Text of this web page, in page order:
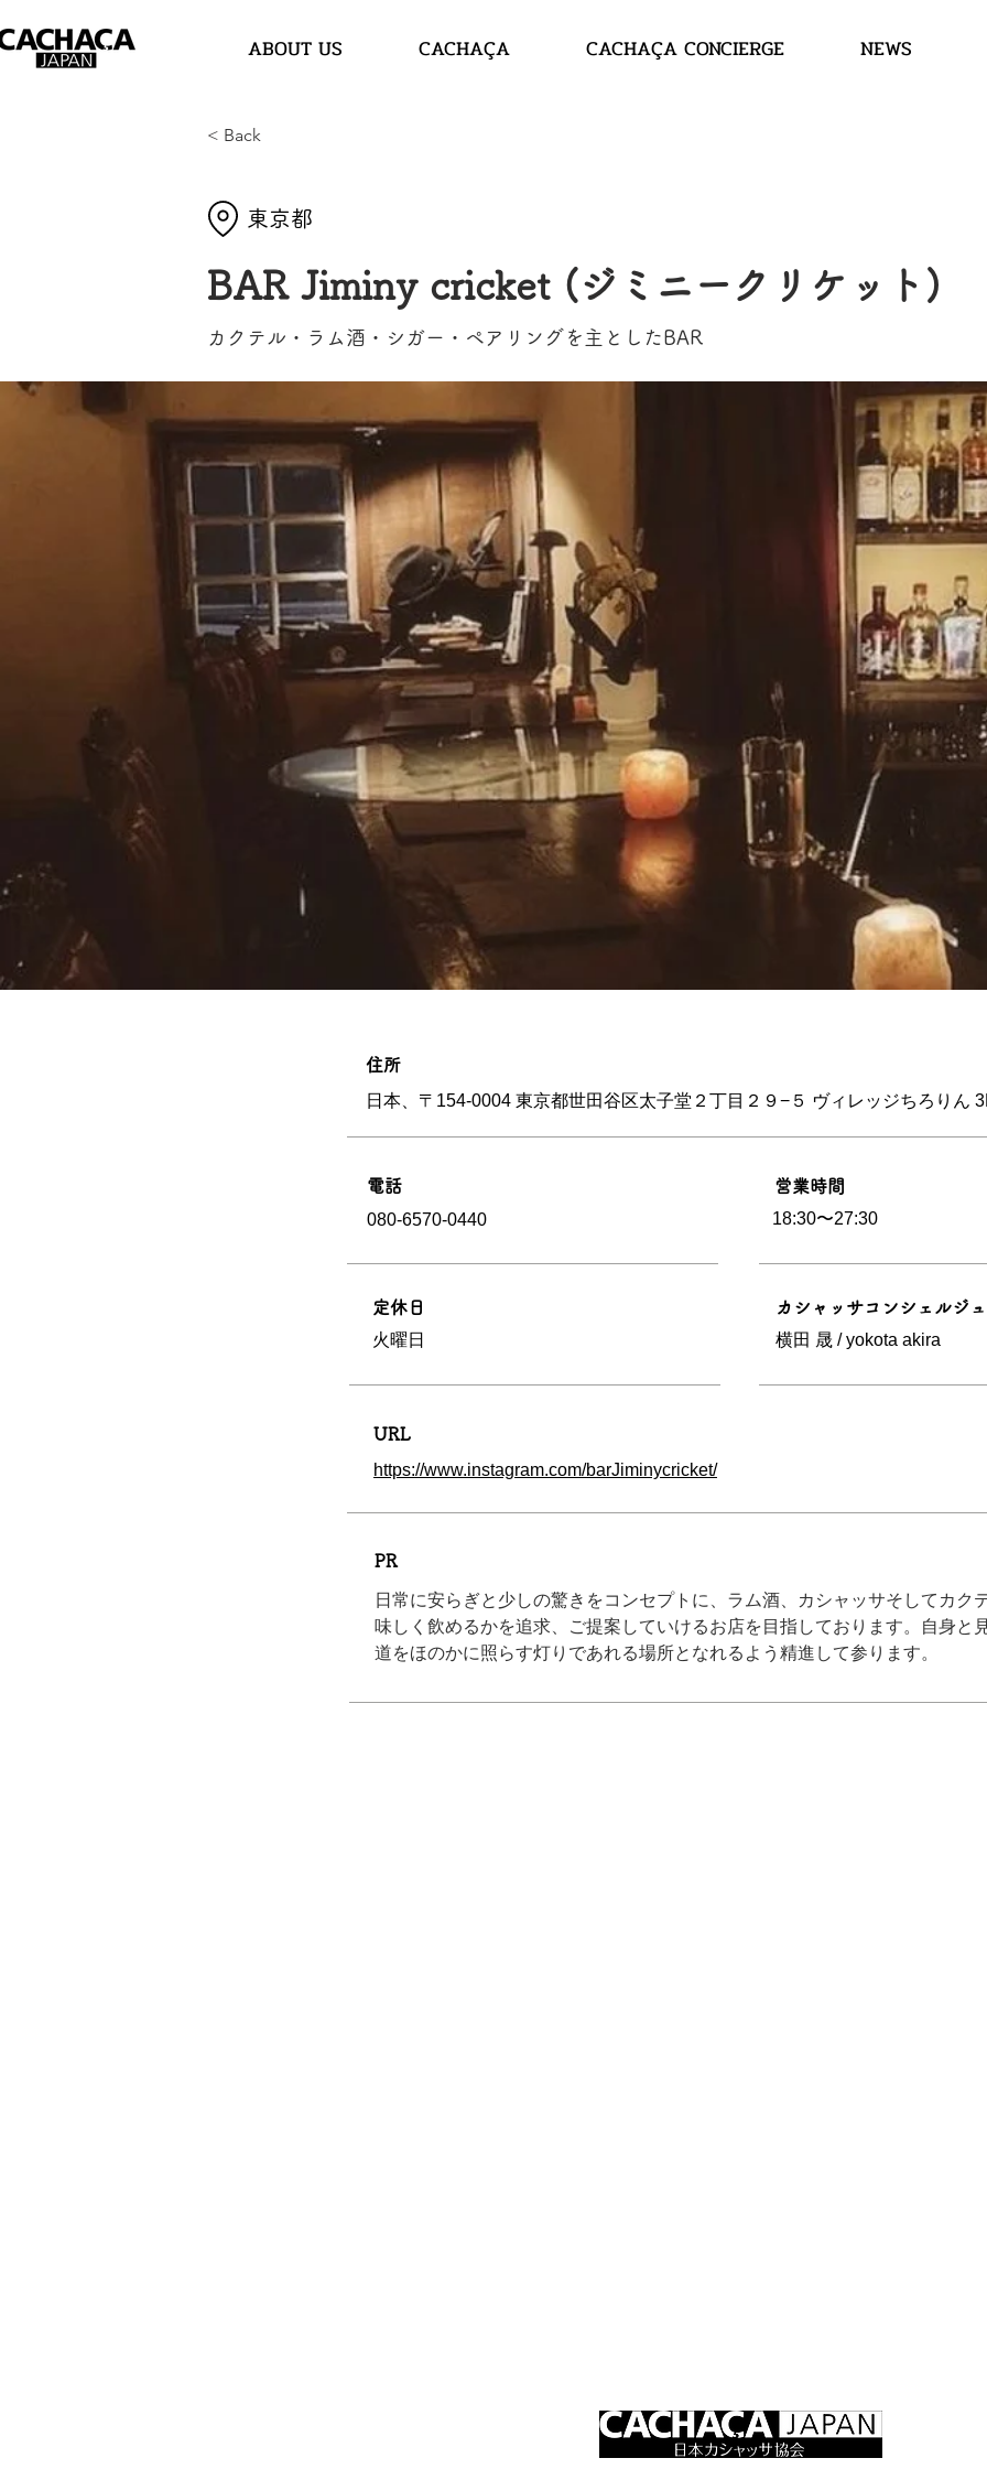
ABOUT US CACHAÇA CACHAÇA CONCIERGE NEWS
< Back
東京都
BAR Jiminy cricket (ジミニークリケット)
カクテル・ラム酒・シガー・ペアリングを主としたBAR
住所
日本、〒154-0004 東京都世田谷区太子堂２丁目２９−５ ヴィレッジちろりん
電話
080-6570-0440
定休日
火曜日
営業時間
18:30〜27:30
カシャッサコンシェルジュ
横田 晟 / yokota akira
URL
https://www.instagram.com/barJiminycricket/
PR
日常に安らぎと少しの驚きをコンセプトに、ラム酒、カシャッサそしてカク
味しく飲めるかを追求、ご提案していけるお店を目指しております。自身と
道をほのかに照らす灯りであれる場所となれるよう精進して参ります。